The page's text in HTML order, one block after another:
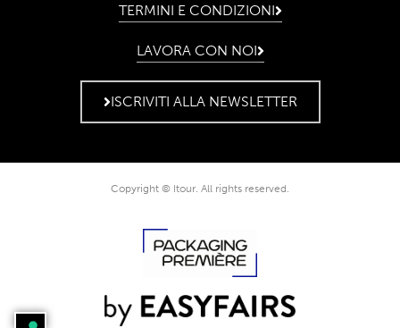
TERMINI E CONDIZIONI
LAVORA CON NOI
ISCRIVITI ALLA NEWSLETTER
Copyright © Itour. All rights reserved.